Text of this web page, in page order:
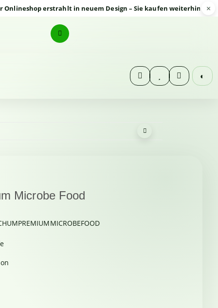
erstrahlt in neuem Design – Sie kaufen weiterhin sicher ×
◐
Microbe Food